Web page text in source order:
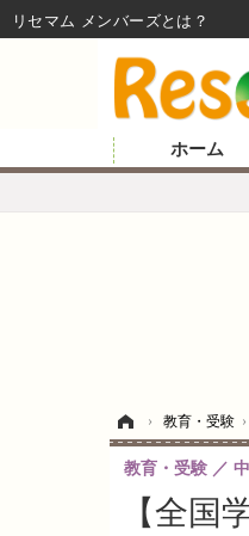
ホーム
› 教育・受験 ›
【全国
教育・受験
リセマム メンバーズ